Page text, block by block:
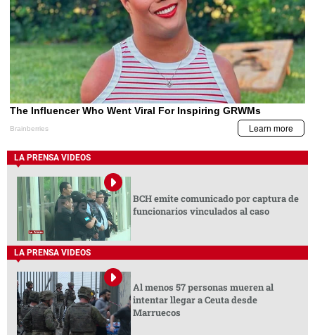
LA PRENSA VIDEOS
BCH emite comunicado por captura de
funcionarios vinculados al caso
LA PRENSA VIDEOS
Al menos 57 personas mueren al
intentar llegar a Ceuta desde
Marruecos